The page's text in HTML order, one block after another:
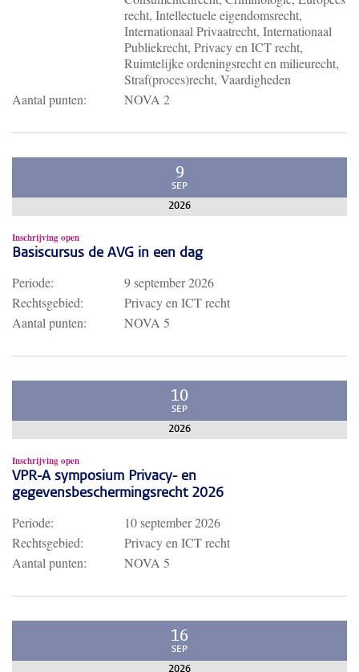
recht, Intellectuele eigendomsrecht,
Internationaal Privaatrecht, Internationaal
Publiekrecht, Privacy en ICT recht,
Ruimtelijke ordeningsrecht en milieurecht,
Straf(proces)recht, Vaardigheden
Aantal punten:
NOVA 2
9
SEP
2026
Inschrijving open
Basiscursus de AVG in een dag
Periode:
9 september 2026
Rechtsgebied:
Privacy en ICT recht
Aantal punten:
NOVA 5
10
SEP
2026
Inschrijving open
VPR-A symposium Privacy- en
gegevensbeschermingsrecht 2026
Periode:
10 september 2026
Rechtsgebied:
Privacy en ICT recht
Aantal punten:
NOVA 5
16
SEP